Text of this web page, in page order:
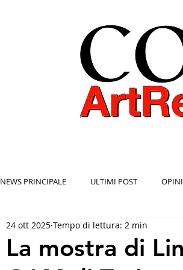
NEWS PRINCIPALE ULTIMI POST
La mostra di
24 ott 2025 Tempo di lettura: 2 min